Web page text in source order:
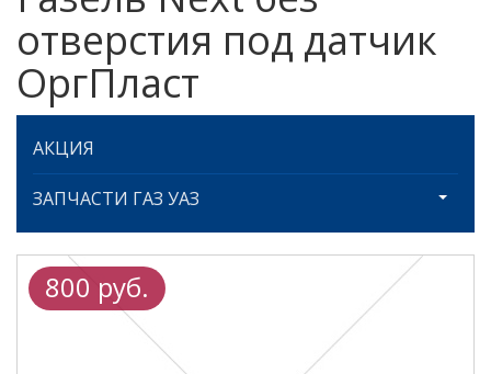
отверстия под датчик
ОргПласт
АКЦИЯ
ЗАПЧАСТИ ГАЗ УАЗ
800 руб.